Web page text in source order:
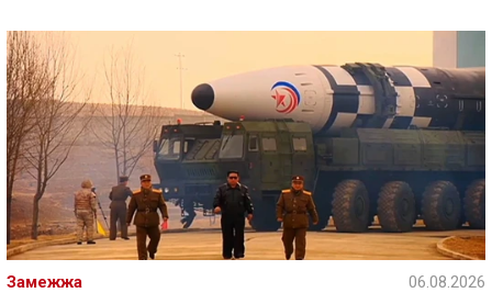
Замежжа 06.08.2026